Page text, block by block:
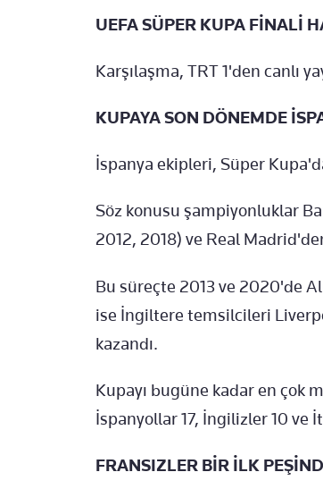
UEFA SÜPER KUPA FİNALİ
Karşılaşma, TRT 1'den canlı
KUPAYA SON DÖNEMDE
İspanya ekipleri, Süper
Söz konusu şampiyonluklar
2012, 2018) ve Real
Bu süreçte 2013 ve 2020'de
ise İngiltere temsilcileri
kazandı.
Kupayı bugüne kadar en çok
İspanyollar 17, İngilizler 10 ve
FRANSIZLER BİR İLK